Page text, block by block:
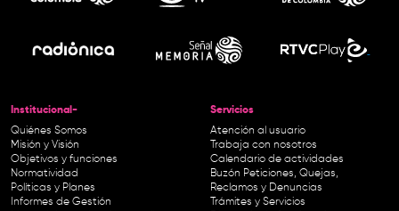
Institucional-
Quiénes Somos
Misión y Visión
Objetivos y funciones
Normatividad
Políticas y Planes
Informes de Gestión
Servicios
Atención al usuario
Trabaja con nosotros
Calendario de actividades
Buzón Peticiones, Quejas,
Reclamos y Denuncias
Trámites y Servicios